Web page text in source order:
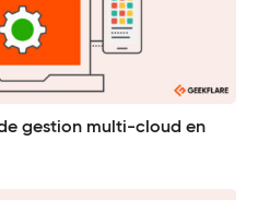
gestion multi-cloud en